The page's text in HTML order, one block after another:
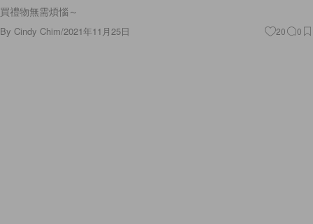
買禮物無需煩惱～
By Cindy Chim/2021年11月25日 20 0